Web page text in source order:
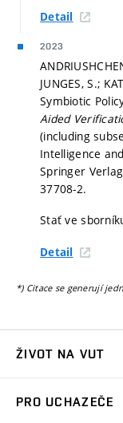
Detail
2023
JUNGES, S.;
Symbiotic
Aided
(including
Intelligence
Springer
37708-2.
Stať ve
Detail
*) Citace se generují
ŽIVOT NA VUT
PRO UCHAZEČE